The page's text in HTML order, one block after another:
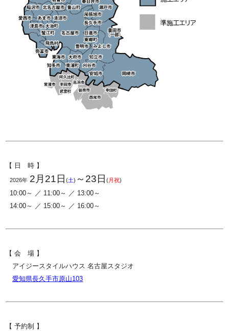
【 日 時 】
2026年 2 月21日(土) ～ 23 日(月祝)
10:00～ ／ 11:00～ ／ 13:00～
14:00～ ／ 15:00～ ／ 16:00～
【 会 場 】
アイジースタイルハウス 名古屋スタジオ
愛知県長久手市原山103
【 予約制 】